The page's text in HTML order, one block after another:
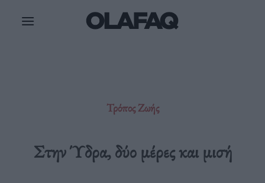
Τρόπος Ζωής
Στην Ύδρα, δύο μέρες και μισή